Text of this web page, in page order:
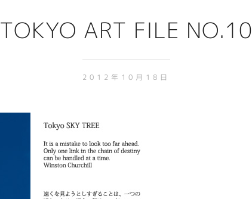
TOKYO ART FILE NO.10
2012年10月18日